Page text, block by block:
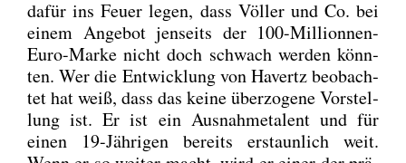
dafür ins Feu­er legen, dass Völ­ler und Co. bei
einem Ange­bot jen­seits der 100-Mil­lionnen-
Euro-Mar­ke nicht doch schwach wer­den könn­
ten. Wer die Ent­wick­lung von Havertz beob­ach­
tet hat weiß, dass das kei­ne über­zo­ge­ne Vor­stel­
lung ist. Er ist ein Aus­nah­me­ta­lent und für
einen 19-Jäh­ri­gen bereits erstaun­lich weit.